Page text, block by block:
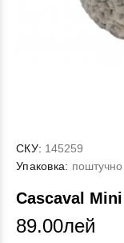
СКУ: 145259
Упаковка: поштучно
Cascaval
89.00лей